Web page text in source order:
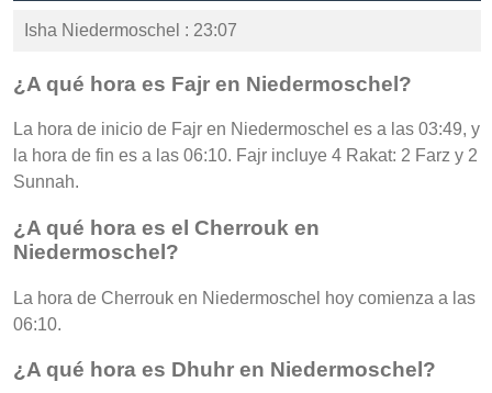
Isha Niedermoschel : 23:07
¿A qué hora es Fajr en Niedermoschel?
La hora de inicio de Fajr en Niedermoschel es a las 03:49, y
la hora de fin es a las 06:10. Fajr incluye 4 Rakat: 2 Farz y 2
Sunnah.
¿A qué hora es el Cherrouk en
Niedermoschel?
La hora de Cherrouk en Niedermoschel hoy comienza a las
06:10.
¿A qué hora es Dhuhr en Niedermoschel?